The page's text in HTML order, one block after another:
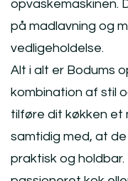
opvaskemaskinen.
på madlavning og
vedligeholdelse.
Alt i alt er Bodums
kombination af stil
tilføre dit køkken et
samtidig med, at
praktisk og